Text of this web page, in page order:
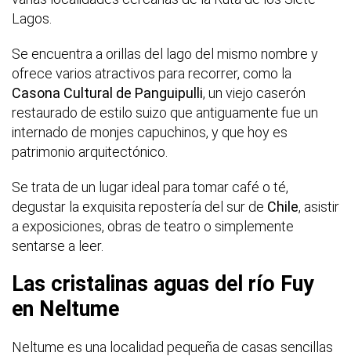
Lagos.
Se encuentra a orillas del lago del mismo nombre y
ofrece varios atractivos para recorrer, como la
Casona Cultural de Panguipulli, un viejo caserón
restaurado de estilo suizo que antiguamente fue un
internado de monjes capuchinos, y que hoy es
patrimonio arquitectónico.
Se trata de un lugar ideal para tomar café o té,
degustar la exquisita repostería del sur de Chile, asistir
a exposiciones, obras de teatro o simplemente
sentarse a leer.
Las cristalinas aguas del río Fuy
en Neltume
Neltume es una localidad pequeña de casas sencillas